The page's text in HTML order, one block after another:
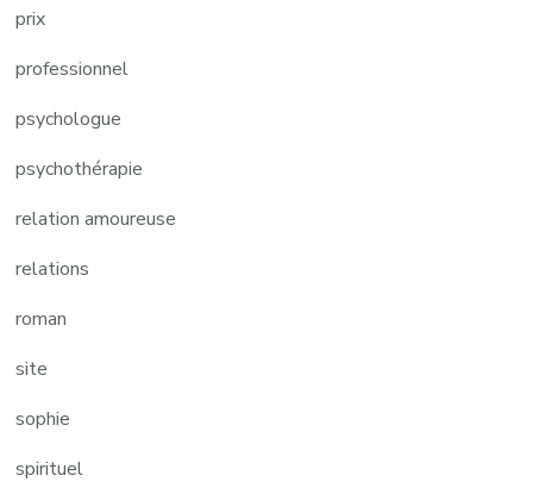
prix
professionnel
psychologue
psychothérapie
relation amoureuse
relations
roman
site
sophie
spirituel